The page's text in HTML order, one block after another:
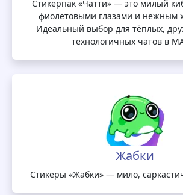
Стикерпак «Чатти» — это милый
фиолетовыми глазами и нежным
Идеальный выбор для тёплых,
технологичных чатов в
Жабки
Стикеры «Жабки» — мило,